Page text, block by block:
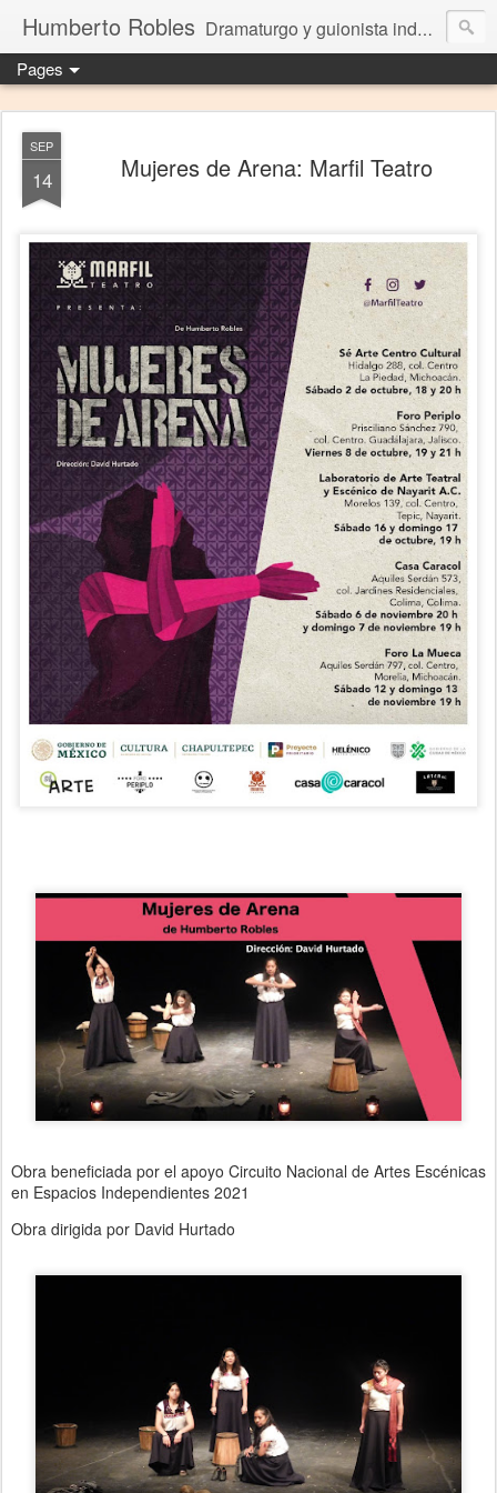
Humberto Robles Dramaturgo y guionista independiente
Pages
SEP
14 Mujeres de Arena: Marfil Teatro
Obra beneficiada por el apoyo Circuito Nacional de Artes Escénicas
en Espacios Independientes 2021
Obra dirigida por David Hurtado